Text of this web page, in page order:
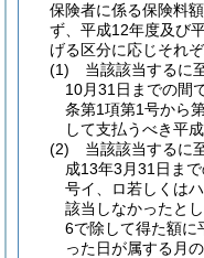
保険者に係る保険料額
ず、平成12年度及び
げる区分に応じそれ
(1)
当該該当するに
10月31日までの間
条第1項第1号から
して支払うべき平
(2)
当該該当するに
成13年3月31日ま
号イ、ロ若しくは
該当しなかったと
6で除して得た額に
った日が属する月